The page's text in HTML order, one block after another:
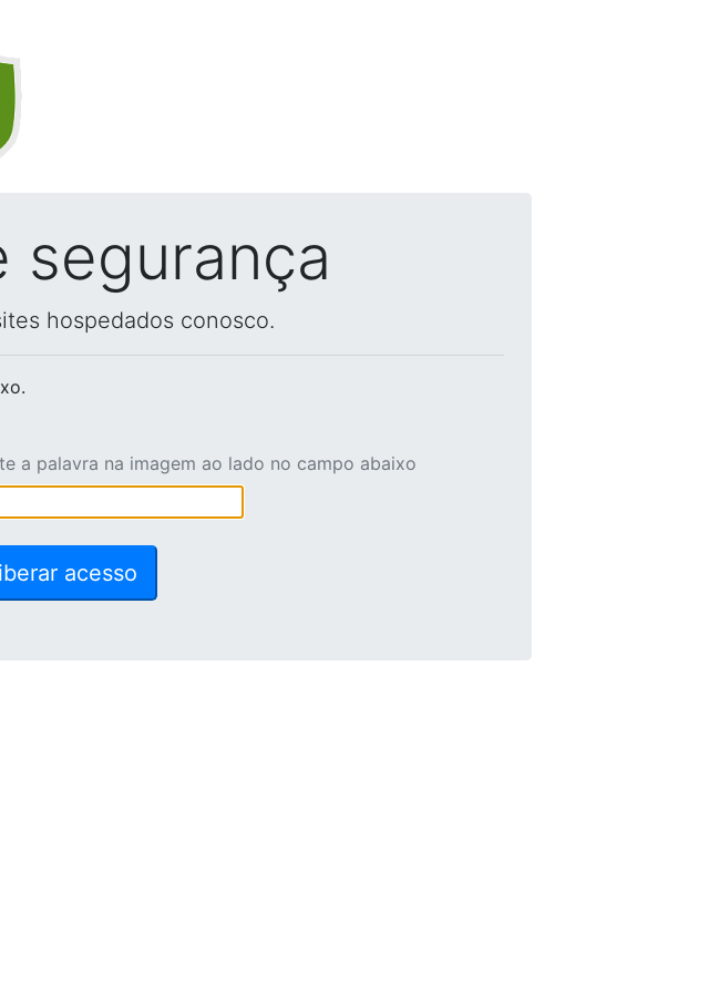
segurança
hospedados conosco.
a palavra na imagem ao lado no campo abaixo